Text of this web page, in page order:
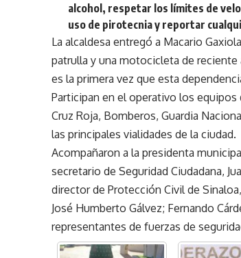
alcohol, respetar los límites de
uso de pirotecnia y reportar
La alcaldesa entregó a Macario
patrulla y una motocicleta de reciente
es la primera vez que esta
Participan en el operativo los
Cruz Roja, Bomberos, Guardia
las principales vialidades de la ciudad.
Acompañaron a la presidenta
secretario de Seguridad Ciudadana,
director de Protección Civil de
José Humberto Gálvez; Fernando
representantes de fuerzas de